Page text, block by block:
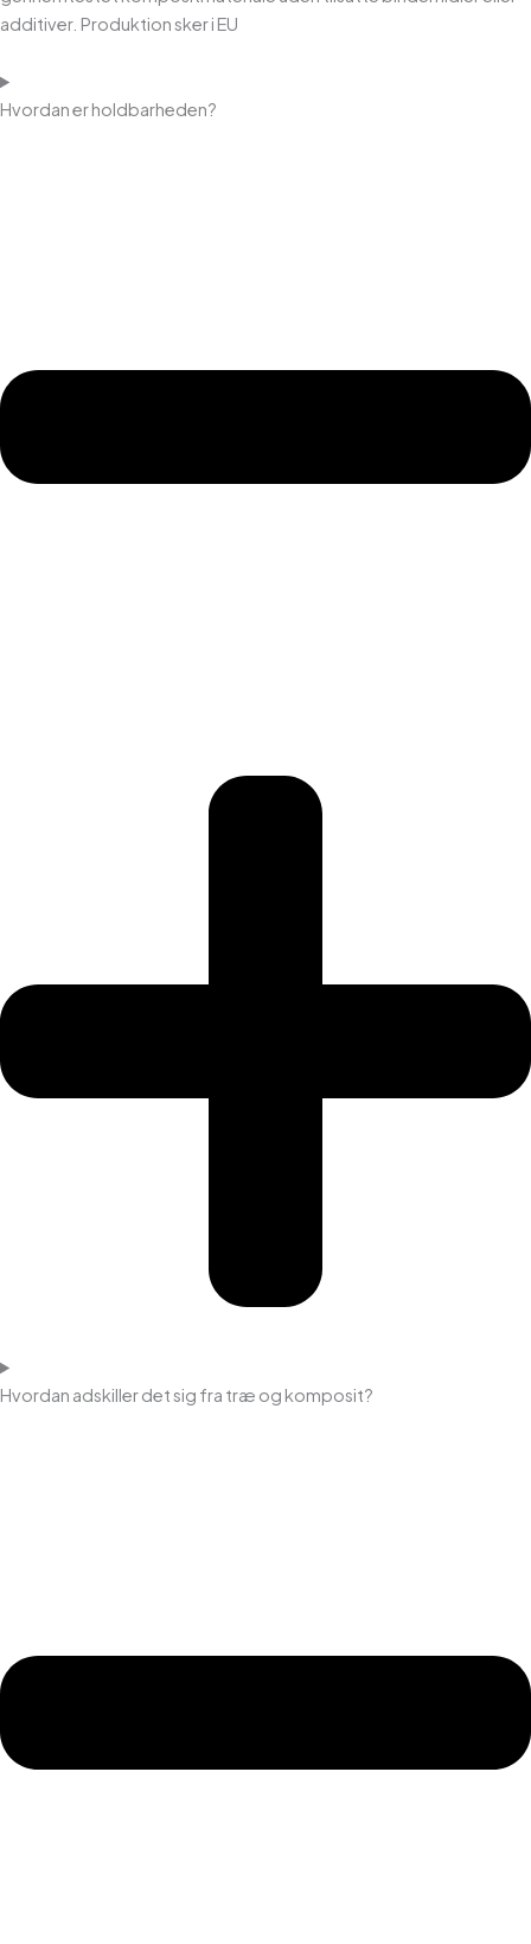
additiver. Produktion sker i EU
Hvordan er holdbarheden?
Hvordan adskiller det sig fra træ og komposit?